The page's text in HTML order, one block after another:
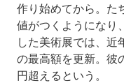
作り始めてから。た
値がつくようになり
した美術展では、近
の最高額を更新。彼
円超えるという。